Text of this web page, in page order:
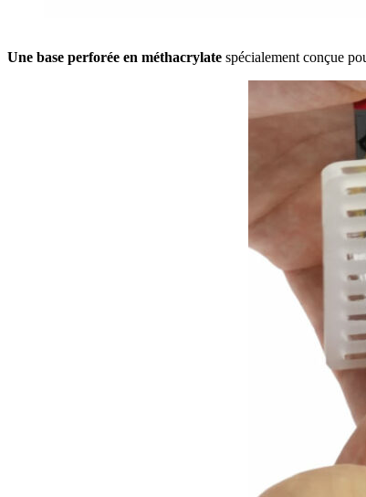
Une base perforée en méthacrylate spécialement conçue